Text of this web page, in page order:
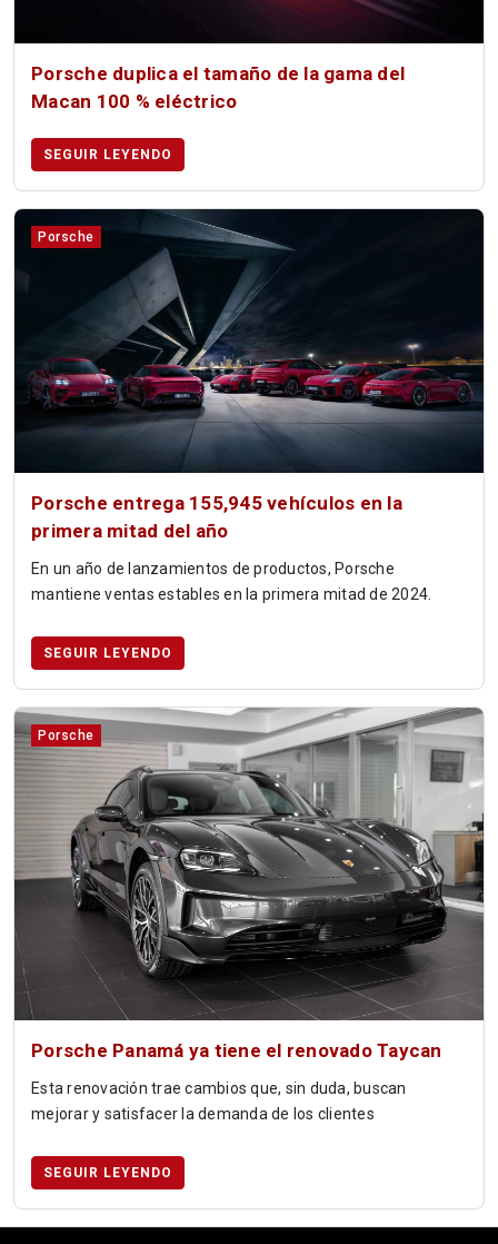
Porsche duplica el tamaño de la gama del
Macan 100 % eléctrico
SEGUIR LEYENDO
Porsche
Porsche entrega 155,945 vehículos en la
primera mitad del año
En un año de lanzamientos de productos, Porsche
mantiene ventas estables en la primera mitad de 2024.
SEGUIR LEYENDO
Porsche
Porsche Panamá ya tiene el renovado Taycan
Esta renovación trae cambios que, sin duda, buscan
mejorar y satisfacer la demanda de los clientes
SEGUIR LEYENDO